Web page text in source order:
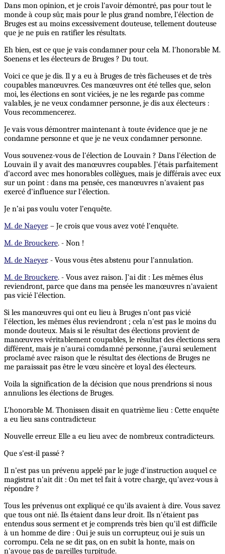
Dans mon opinion, et je crois l'avoir démontré, pas pour tout le
monde à coup sûr, mais pour le plus grand nombre, l'élection de
Bruges est au moins excessivement douteuse, tellement douteuse
que je ne puis en ratifier les résultats.
Eh bien, est ce que je vais condamner pour cela M. l'honorable M.
Soenens et les électeurs de Bruges ? Du tout.
Voici ce que je dis. Il y a eu à Bruges de très fâcheuses et de très
coupables manœuvres. Ces manœuvres ont été telles que, selon
moi, les élections en sont viciées, je ne les regarde pas comme
valables, je ne veux condamner personne, je dis aux électeurs :
Vous recommencerez.
Je vais vous démontrer maintenant à toute évidence que je ne
condamne personne et que je ne veux condamner personne.
Vous souvenez-vous de l'élection de Louvain ? Dans l'élection de
Louvain il y avait des manœuvres coupables. J'étais parfaitement
d'accord avec mes honorables collègues, mais je différais avec eux
sur un point : dans ma pensée, ces manœuvres n'avaient pas
exercé d'influence sur l'élection.
Je n’ai pas voulu voter l’enquête.
M. de Naeyer. – Je crois que vous avez voté l'enquête.
M. de Brouckere. - Non !
M. de Naeyer. - Vous vous êtes abstenu pour l'annulation.
M. de Brouckere. - Vous avez raison. J'ai dit : Les mêmes élus
reviendront, parce que dans ma pensée les manœuvres n'avaient
pas vicié l'élection.
Si les manœuvres qui ont eu lieu à Bruges n'ont pas vicié
l'élection, les mêmes élus reviendront ; cela n'est pas le moins du
monde douteux. Mais si le résultat des élections provient de
manœuvres véritablement coupables, le résultat des élections sera
différent, mais je n'aurai comdamné personne, j'aurai seulement
proclamé avec raison que le résultat des élections de Bruges ne
me paraissait pas être le vœu sincère et loyal des électeurs.
Voila la signification de la décision que nous prendrions si nous
annulions les élections de Bruges.
L'honorable M. Thonissen disait en quatrième lieu : Cette enquête
a eu lieu sans contradicteur.
Nouvelle erreur. Elle a eu lieu avec de nombreux contradicteurs.
Que s'est-il passé ?
Il n'est pas un prévenu appelé par le juge d'instruction auquel ce
magistrat n'ait dit : On met tel fait à votre charge, qu'avez-vous à
répondre ?
Tous les prévenus ont expliqué ce qu'ils avaient à dire. Vous savez
que tous ont nié. Ils étaient dans leur droit. Ils n'étaient pas
entendus sous serment et je comprends très bien qu'il est difficile
à un homme de dire : Oui je suis un corrupteur, oui je suis un
corrompu. Cela ne se dit pas, on en subit la honte, mais on
n'avoue pas de pareilles turpitude.